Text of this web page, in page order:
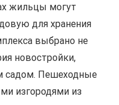
жильцы могут
для хранения
выбрано не
новостройки,
садом. Пешеходные
изгородями из